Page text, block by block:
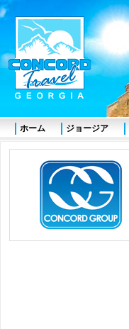
ホーム ジョージア